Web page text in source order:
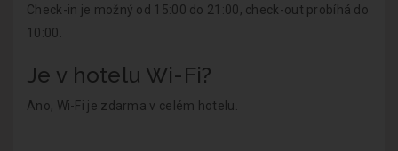
Check-in je možný od 15:00 do 21:00, check-out probíhá do
10:00.
Je v hotelu Wi-Fi?
Ano, Wi-Fi je zdarma v celém hotelu.